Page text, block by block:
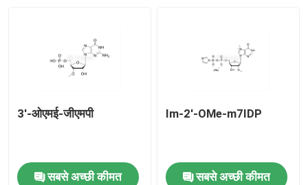
कस्टम सेवा
3'-ओएमई-जीएमपी
सबसे अच्छी कीमत
Im-2'-OMe-m7IDP
सबसे अच्छी कीमत